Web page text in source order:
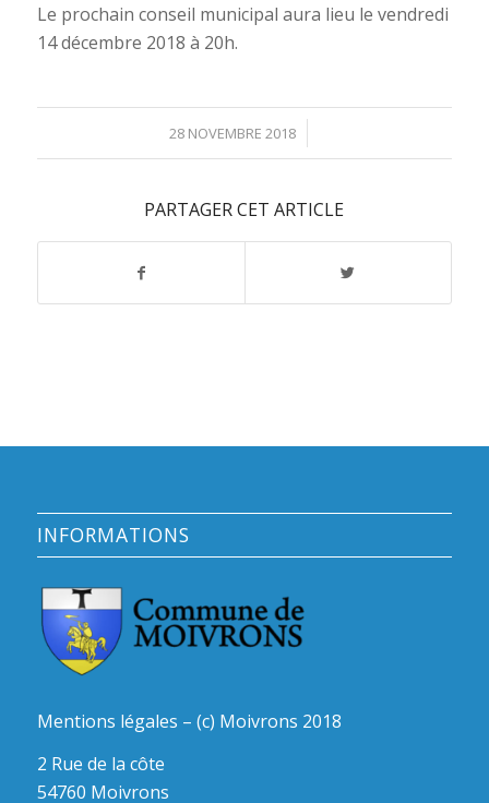
Le prochain conseil municipal aura lieu le vendredi
14 décembre 2018 à 20h.
28 NOVEMBRE 2018
/
PARTAGER CET ARTICLE
INFORMATIONS
Mentions légales – (c) Moivrons 2018
2 Rue de la côte
54760 Moivrons